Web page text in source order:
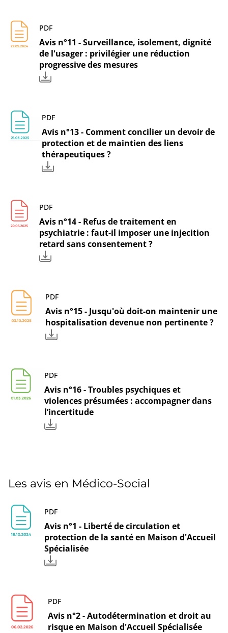
PDF
Avis n°11 - Surveillance, isolement, dignité
de l'usager : privilégier une réduction
progressive des mesures
PDF
Avis n°13 - Comment concilier un devoir de
protection et de maintien des liens
thérapeutiques ?
PDF
Avis n°14 - Refus de traitement en
psychiatrie : faut-il imposer une injecition
retard sans consentement ?
PDF
Avis n°15 - Jusqu'où doit-on maintenir une
hospitalisation devenue non pertinente ?
PDF
Avis n°16 - Troubles psychiques et
violences présumées : accompagner dans
l’incertitude
Les avis en Médico-Social
PDF
Avis n°1 - Liberté de circulation et
protection de la santé en Maison d'Accueil
Spécialisée
PDF
Avis n°2 - Autodétermination et droit au
risque en Maison d'Accueil Spécialisée